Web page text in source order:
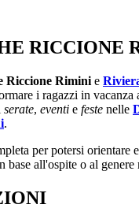
RICCIONE
Riccione Rimini e
i ragazzi in vacanza
serate, eventi e feste nelle
.
per potersi orientare
base all'ospite o al genere